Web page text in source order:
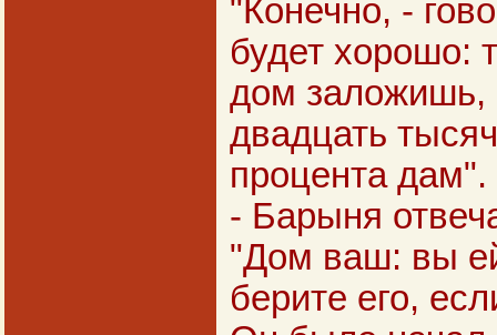
"Конечно, -
будет хорошо:
дом заложишь,
двадцать
процента дам".
- Барыня
"Дом ваш: вы
берите его,